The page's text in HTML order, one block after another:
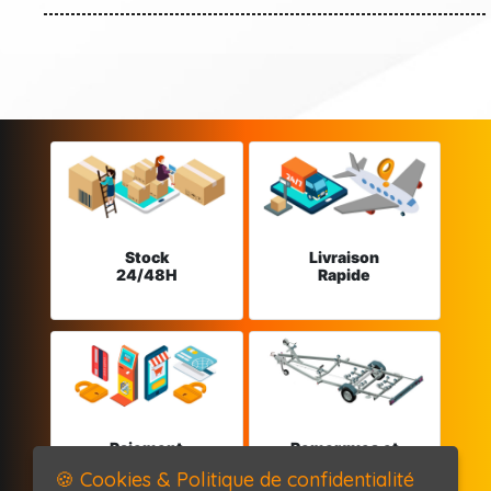
Stock
24/48H
Livraison
Rapide
Paiement
Remorques et
🍪 Cookies & Politique de confidentialité